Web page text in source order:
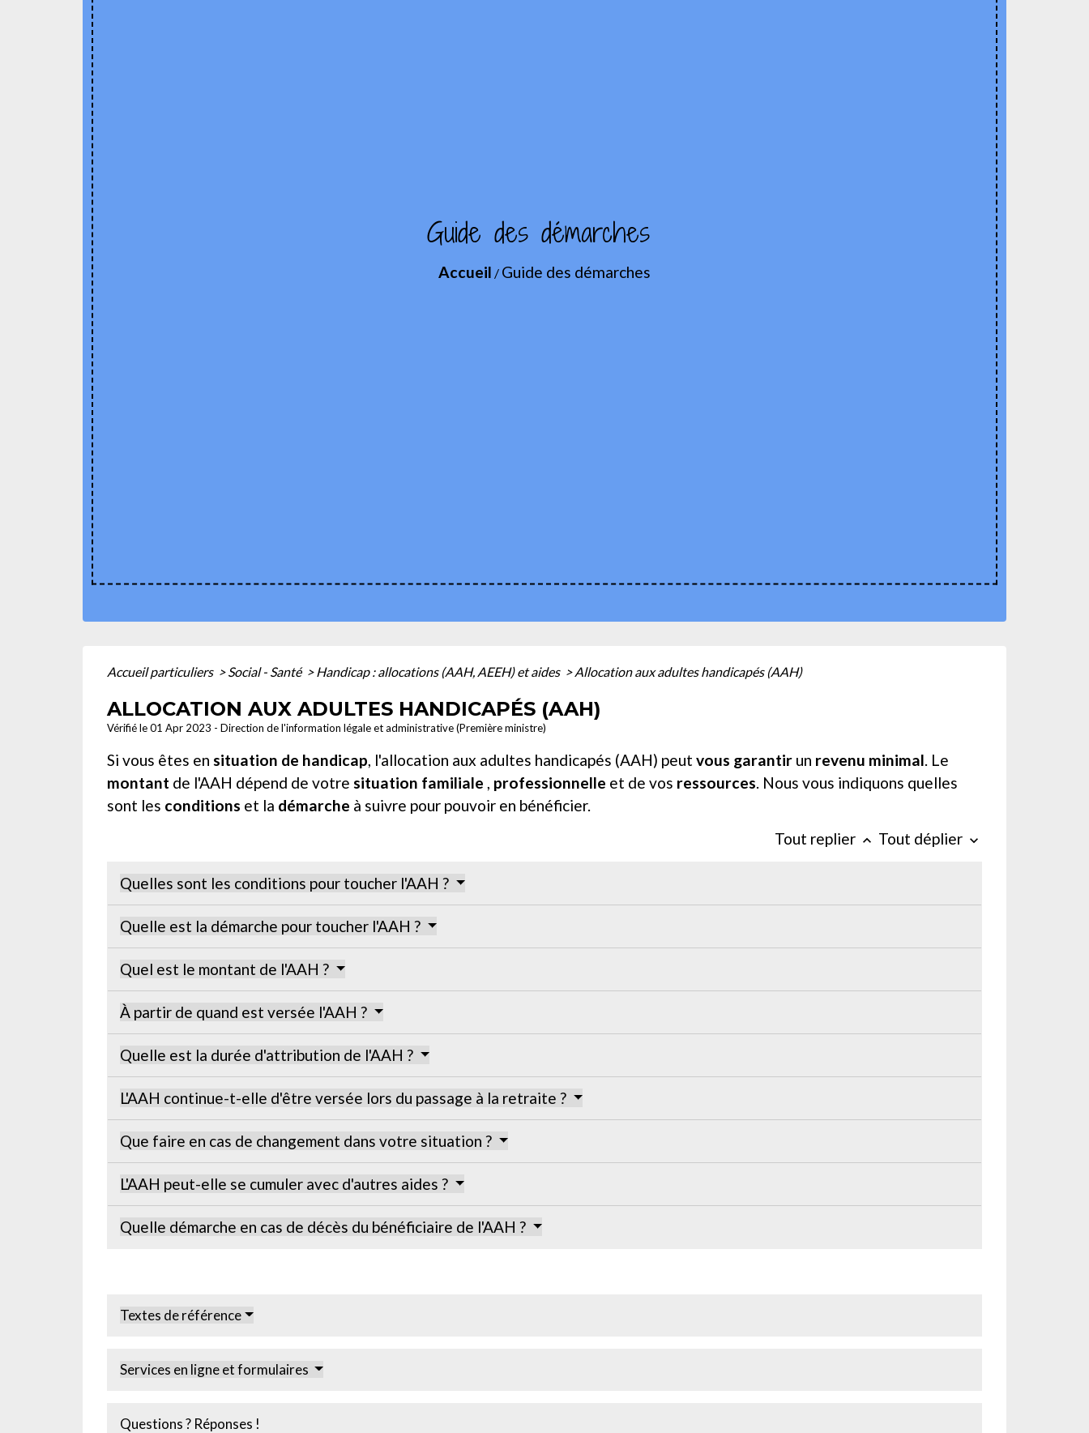
Guide des démarches
Accueil / Guide des démarches
Accueil particuliers > Social - Santé > Handicap : allocations (AAH, AEEH) et aides > Allocation aux adultes handicapés (AAH)
ALLOCATION AUX ADULTES HANDICAPÉS (AAH)
Vérifié le 01 Apr 2023 - Direction de l'information légale et administrative (Première ministre)
Si vous êtes en situation de handicap, l'allocation aux adultes handicapés (AAH) peut vous garantir un revenu minimal. Le
montant de l'AAH dépend de votre situation familiale , professionnelle et de vos ressources. Nous vous indiquons quelles
sont les conditions et la démarche à suivre pour pouvoir en bénéficier.
Tout replier keyboard_arrow_up Tout déplier keyboard_arrow_down
Quelles sont les conditions pour toucher l'AAH ?
Quelle est la démarche pour toucher l'AAH ?
Quel est le montant de l'AAH ?
À partir de quand est versée l'AAH ?
Quelle est la durée d'attribution de l'AAH ?
L'AAH continue-t-elle d'être versée lors du passage à la retraite ?
Que faire en cas de changement dans votre situation ?
L'AAH peut-elle se cumuler avec d'autres aides ?
Quelle démarche en cas de décès du bénéficiaire de l'AAH ?
Textes de référence
Services en ligne et formulaires
Questions ? Réponses !